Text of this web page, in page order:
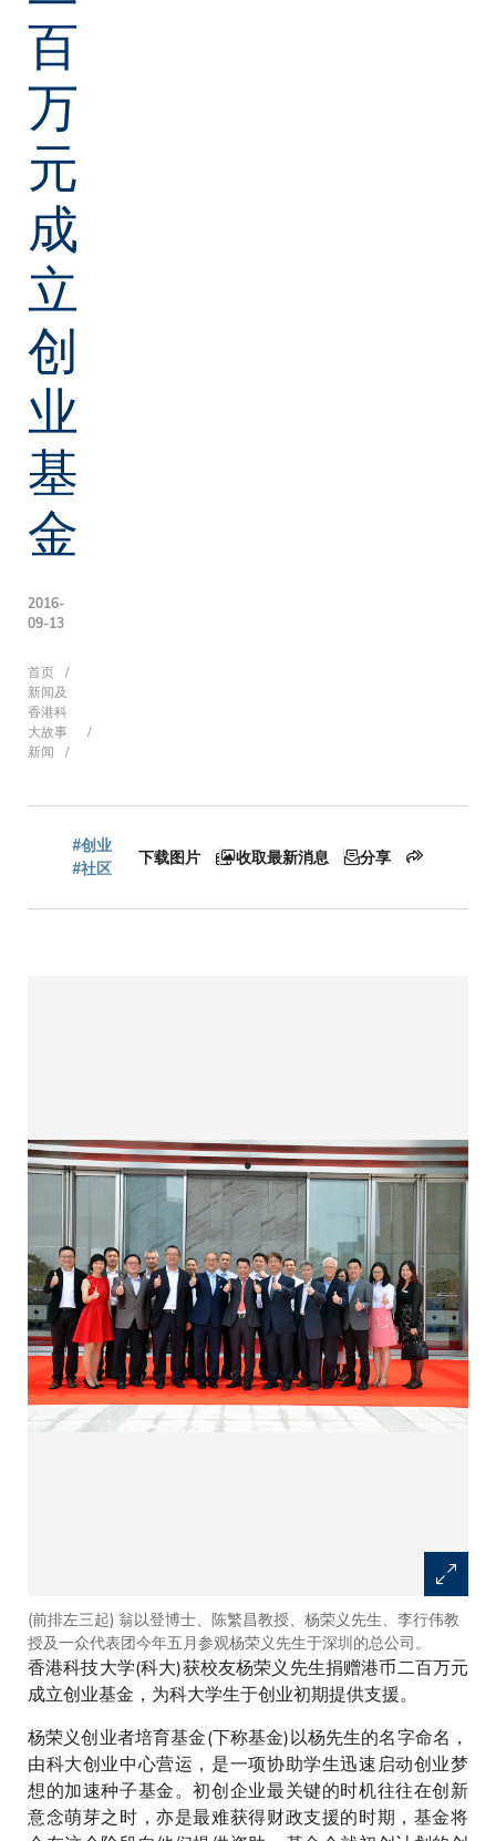
百
万
元
成
立
创
业
基
金
2016-
09-13
面
包
屑
首页
新闻及
香港科
大故事
新闻
#创业
#社区
下载图片 收取最新消息 分享
(前排左三起) 翁以登博士、陈繁昌教授、杨荣义先生、李行伟教
授及一众代表团今年五月参观杨荣义先生于深圳的总公司。
香港科技大学(科大)获校友杨荣义先生捐赠港币二百万元
成立创业基金，为科大学生于创业初期提供支援。
杨荣义创业者培育基金(下称基金)以杨先生的名字命名，
由科大创业中心营运，是一项协助学生迅速启动创业梦
想的加速种子基金。初创企业最关键的时机往往在创新
意念萌芽之时，亦是最难获得财政支援的时期，基金将